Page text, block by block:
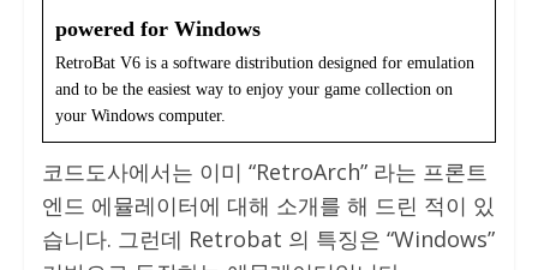
powered for Windows
RetroBat V6 is a software distribution designed for emulation
and to be the easiest way to enjoy your game collection on
your Windows computer.
코드도사에서는 이미 “RetroArch” 라는 프론트
엔드 에뮬레이터에 대해 소개를 해 드린 적이 있
습니다. 그런데 Retrobat 의 특징은 “Windows”